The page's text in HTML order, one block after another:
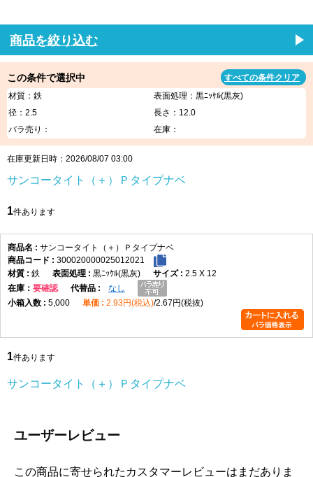
商品を絞り込む
この条件で選択中
すべての条件クリア
材質：鉄
表面処理：黒ﾆｯｹﾙ(黒灰)
径：2.5
長さ：12.0
バラ売り：
在庫：
在庫更新日時：2026/08/07 03:00
サンコータイト（＋）Ｐタイプナベ
1件あります
サンコータイト（＋）Ｐタイプナベ
300020000025012021
鉄
黒ﾆｯｹﾙ(黒灰)
2.5 X 12
在庫
要確認
なし
5,000
2.93円(税込) 2.67円(税抜)
1件あります
サンコータイト（＋）Ｐタイプナベ
ユーザーレビュー
この商品に寄せられたカスタマーレビューはまだありま